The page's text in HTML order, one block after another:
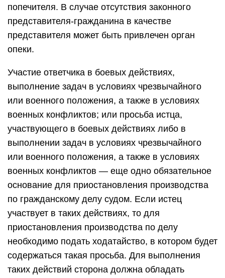
попечителя. В случае отсутствия законного
представителя-гражданина в качестве
представителя может быть привлечен орган
опеки.
Участие ответчика в боевых действиях,
выполнение задач в условиях чрезвычайного
или военного положения, а также в условиях
военных конфликтов; или просьба истца,
участвующего в боевых действиях либо в
выполнении задач в условиях чрезвычайного
или военного положения, а также в условиях
военных конфликтов — еще одно обязательное
основание для приостановления производства
по гражданскому делу судом. Если истец
участвует в таких действиях, то для
приостановления производства по делу
необходимо подать ходатайство, в котором будет
содержаться такая просьба. Для выполнения
таких действий сторона должна обладать